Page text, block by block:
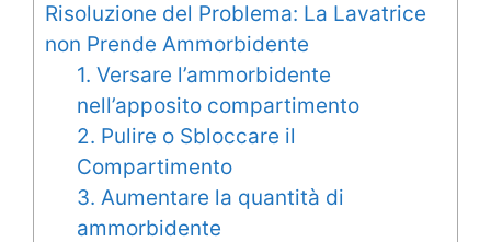
Risoluzione del Problema: La Lavatrice
non Prende Ammorbidente
1. Versare l’ammorbidente
nell’apposito compartimento
2. Pulire o Sbloccare il
Compartimento
3. Aumentare la quantità di
ammorbidente